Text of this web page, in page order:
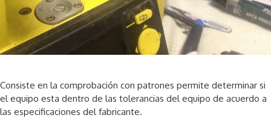
Consiste en la comprobación con patrones permite determinar si
el equipo esta dentro de las tolerancias del equipo de acuerdo a
las especificaciones del fabricante.